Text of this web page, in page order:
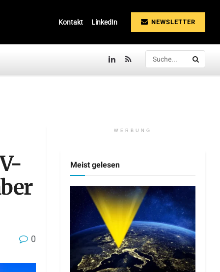
Kontakt LinkedIn NEWSLETTER
0
WERBUNG
Meist gelesen